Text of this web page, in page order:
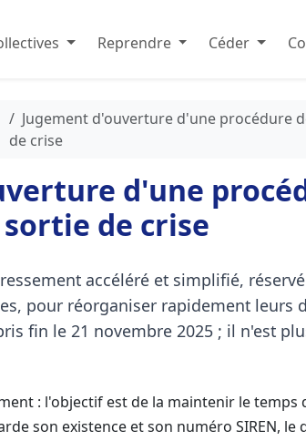
Reprendre Céder
Jugement d'ouverture d'une procédure
de crise
d'une
de crise
accéléré et simplifié,
pour réorganiser rapidement leurs
fin le 21 novembre 2025 ; il n'est
: l'objectif est de la maintenir le temps
son existence et son numéro SIREN, le